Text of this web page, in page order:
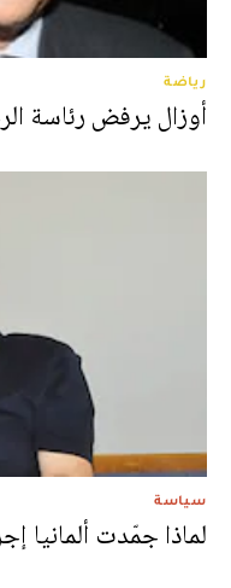
رياضة
أوزال يرفض رئاسة
سياسة
لماذا جمّدت ألمانيا